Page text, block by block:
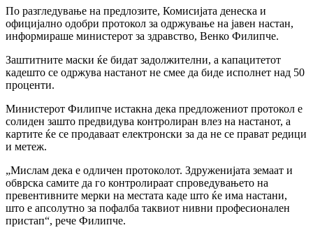
По разгледување на предлозите, Комисијата денеска и
официјално одобри протокол за одржување на јавен настан,
информираше министерот за здравство, Венко Филипче.
Заштитните маски ќе бидат задолжителни, а капацитетот
кадешто се одржува настанот не смее да биде исполнет над 50
проценти.
Министерот Филипче истакна дека предложениот протокол е
солиден зашто предвидува контролиран влез на настанот, а
картите ќе се продаваат електронски за да не се прават редици
и метеж.
„Мислам дека е одличен протоколот. Здруженијата земаат и
обврска самите да го контролираат спроведувањето на
превентивните мерки на местата каде што ќе има настани,
што е апсолутно за пофалба таквиот нивни професионален
пристап“, рече Филипче.